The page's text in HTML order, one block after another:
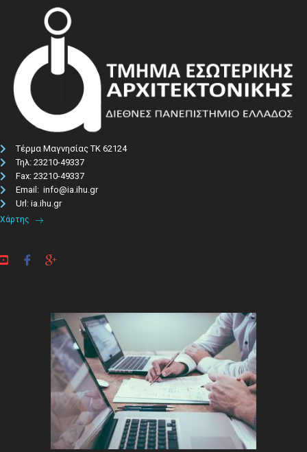
Τέρμα Μαγνησίας ΤΚ 62124
Τηλ: 23210-49337​
Fax: 23210-49337
Email: info@ia.ihu.gr
Url: ia.ihu.gr
Χάρτης